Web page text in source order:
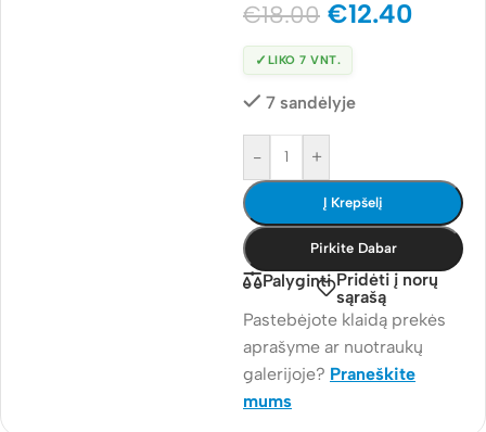
€18.00 €12.40
✓ LIKO 7 VNT.
7 sandėlyje
- +
Į Krepšelį
Pirkite Dabar
Palyginti Pridėti į norų
sąrašą
Pastebėjote klaidą prekės
aprašyme ar nuotraukų
galerijoje? Praneškite
mums